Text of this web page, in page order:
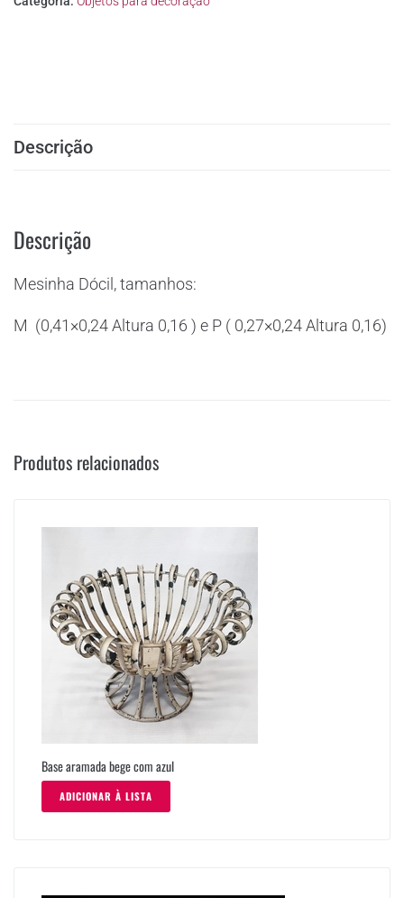
Descrição
Descrição
Mesinha Dócil, tamanhos:
M (0,41×0,24Altura 0,16 ) e P ( 0,27×0,24Altura 0,16)
Produtos relacionados
Base aramada bege com azul
ADICIONAR À LISTA